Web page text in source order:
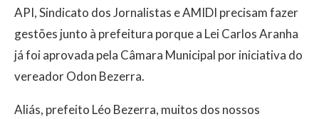
API, Sindicato dos Jornalistas e AMIDI precisam fazer
gestões junto à prefeitura porque a Lei Carlos Aranha
já foi aprovada pela Câmara Municipal por iniciativa do
vereador Odon Bezerra.
Aliás, prefeito Léo Bezerra, muitos dos nossos